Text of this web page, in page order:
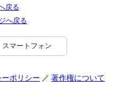
戻る
へ戻る
スマートフォン
ポリシー 著作権について